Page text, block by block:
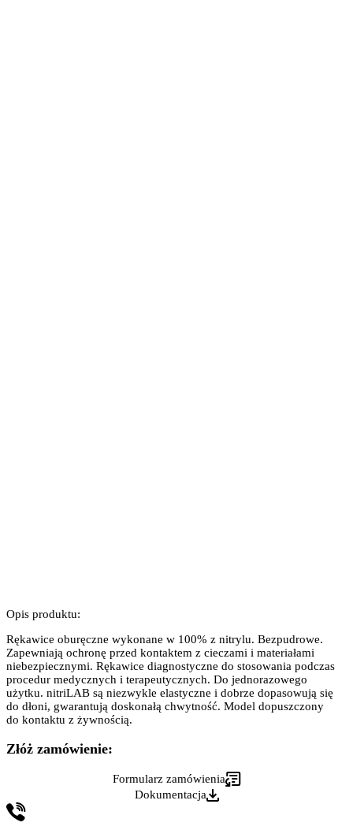
Opis produktu:
Rękawice oburęczne wykonane w 100% z nitrylu. Bezpudrowe.
Zapewniają ochronę przed kontaktem z cieczami i materiałami
niebezpiecznymi. Rękawice diagnostyczne do stosowania podczas
procedur medycznych i terapeutycznych. Do jednorazowego
użytku. nitriLAB są niezwykle elastyczne i dobrze dopasowują się
do dłoni, gwarantują doskonałą chwytność. Model dopuszczony
do kontaktu z żywnością.
Złóż zamówienie:
Formularz zamówienia
Dokumentacja